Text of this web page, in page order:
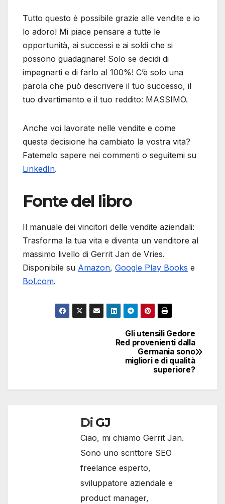
Tutto questo è possibile grazie alle vendite e io
lo adoro! Mi piace pensare a tutte le
opportunità, ai successi e ai soldi che si
possono guadagnare! Solo se decidi di
impegnarti e di farlo al 100%! C’è solo una
parola che può descrivere il tuo successo, il
tuo divertimento e il tuo reddito: MASSIMO.
Anche voi lavorate nelle vendite e come
questa decisione ha cambiato la vostra vita?
Fatemelo sapere nei commenti o seguitemi su
LinkedIn.
Fonte del libro
Il manuale dei vincitori delle vendite aziendali:
Trasforma la tua vita e diventa un venditore al
massimo livello di Gerrit Jan de Vries.
Disponibile su Amazon, Google Play Books e
Bol.com.
Navigazione
Gli utensili Gedore
Red provenienti dalla
Germania sono
migliori e di qualità
superiore?
Di GJ
Ciao, mi chiamo Gerrit Jan.
Sono uno scrittore SEO
freelance esperto,
sviluppatore aziendale e
product manager,